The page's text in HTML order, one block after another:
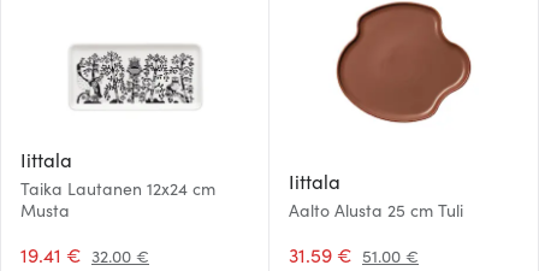
Iittala
Taika Lautanen 12x24 cm
Musta
19.41 € 32.00 €
Iittala
Aalto Alusta 25 cm Tuli
31.59 € 51.00 €